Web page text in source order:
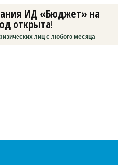
ИД «Бюджет» на
открыта!
лиц с любого месяца